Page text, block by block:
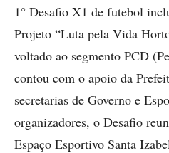
1° Desafio X1 de futebol
Projeto “Luta pela Vida
voltado ao segmento PCD
contou com o apoio da
secretarias de Governo e
organizadores, o Desafio
Espaço Esportivo Santa